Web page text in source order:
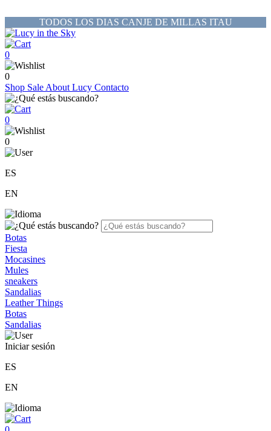
TODOS LOS DIAS CANJE DE MILLAS ITAU
0
0
Shop Sale About Lucy Contacto
0
0
ES
EN
Botas
Fiesta
Mocasines
Mules
sneakers
Sandalias
Leather Things
Botas
Sandalias
Iniciar sesión
ES
EN